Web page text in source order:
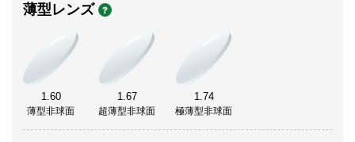
薄型レンズ
1.60
薄型非球面
1.67
超薄型非球面
1.74
極薄型非球面